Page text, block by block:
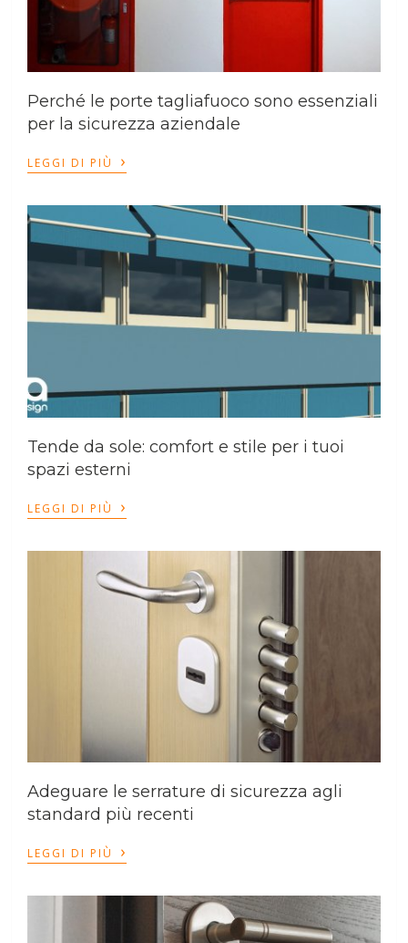
Perché le porte tagliafuoco sono essenziali
per la sicurezza aziendale
LEGGI DI PIÙ ›
Tende da sole: comfort e stile per i tuoi
spazi esterni
LEGGI DI PIÙ ›
Adeguare le serrature di sicurezza agli
standard più recenti
LEGGI DI PIÙ ›